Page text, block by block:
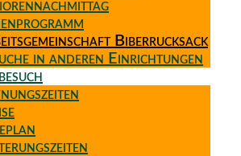
Biberrucksack
in anderen Einrichtungen